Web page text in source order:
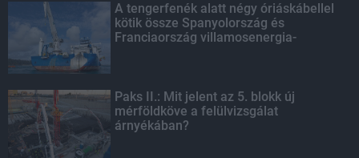
A tengerfenék alatt négy óriáskábellel
kötik össze Spanyolország és
Franciaország villamosenergia-
Paks II.: Mit jelent az 5. blokk új
mérföldköve a felülvizsgálat
árnyékában?